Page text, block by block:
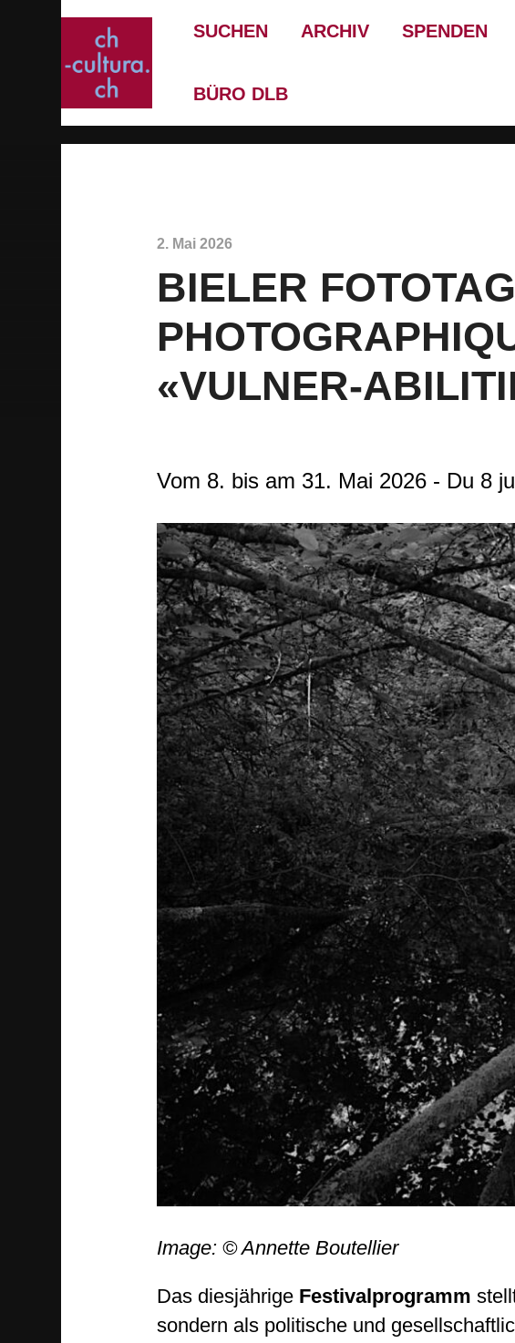
SUCHEN ARCHIV SPENDEN
BÜRO DLB
2. Mai 2026
BIELER
«VULNER-
Vom 8. bis am 31. Mai 2026 - Du 8
Image: © Annette Boutellier
Das diesjährige Festivalprogramm
sondern als politische und